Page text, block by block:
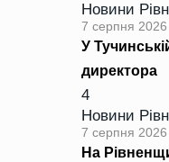
Новини
7 серпня 2026
У
директора
4
Новини
7 серпня 2026
На